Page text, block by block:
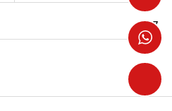
07